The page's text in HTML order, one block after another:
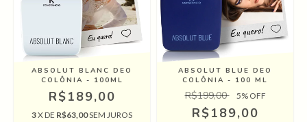
ABSOLUT BLANC DEO
COLÔNIA - 100ML
R$189,00
3X DE R$63,00SEM JUROS
ABSOLUT BLUE DEO
COLÔNIA - 100 ML
R$199,00 5% OFF
R$189,00